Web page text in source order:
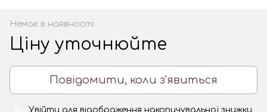
Немає в наявності
Ціну уточнюйте
Повідомити, коли з'явиться
Увійти для відображення накопичувальної знижки